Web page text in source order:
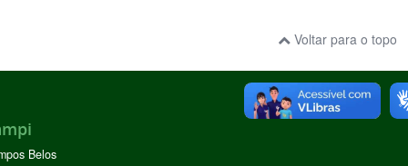
Voltar para o topo
Belos